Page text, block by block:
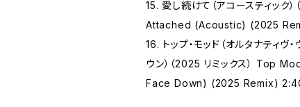
15. 愛し続けて（アコースティック
Attached (Acoustic) (2025
16. トップ‧モッド（オルタナティヴ
ウン）（2025 リミックス） Top
Face Down) (2025 Remix) 2:40